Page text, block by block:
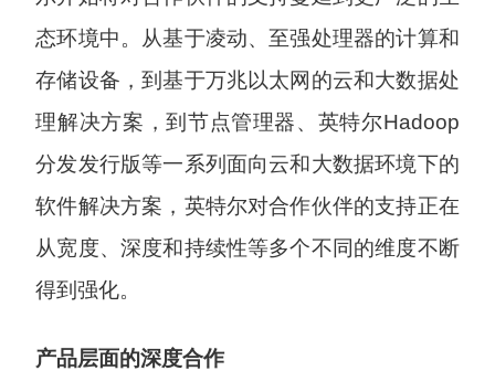
态环境中。从基于凌动、至强处理器的计算和
存储设备，到基于万兆以太网的云和大数据处
理解决方案，到节点管理器、英特尔Hadoop
分发发行版等一系列面向云和大数据环境下的
软件解决方案，英特尔对合作伙伴的支持正在
从宽度、深度和持续性等多个不同的维度不断
得到强化。
产品层面的深度合作